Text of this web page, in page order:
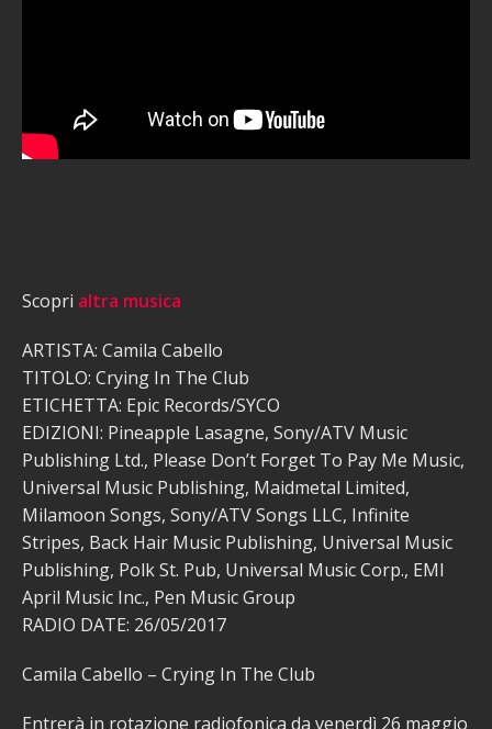
Scopri altra musica
ARTISTA: Camila Cabello
TITOLO: Crying In The Club
ETICHETTA: Epic Records/SYCO
EDIZIONI: Pineapple Lasagne, Sony/ATV Music
Publishing Ltd., Please Don’t Forget To Pay Me Music,
Universal Music Publishing, Maidmetal Limited,
Milamoon Songs, Sony/ATV Songs LLC, Infinite
Stripes, Back Hair Music Publishing, Universal Music
Publishing, Polk St. Pub, Universal Music Corp., EMI
April Music Inc., Pen Music Group
RADIO DATE: 26/05/2017
Camila Cabello – Crying In The Club
Entrerà in rotazione radiofonica da venerdì 26 maggio